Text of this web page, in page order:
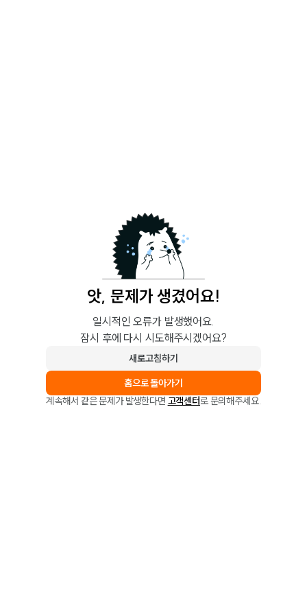
앗, 문제가 생겼어요!
일시적인 오류가 발생했어요.
잠시 후에 다시 시도해주시겠어요?
새로고침하기
홈으로 돌아가기
계속해서 같은 문제가 발생한다면 고객센터로 문의해주세요.